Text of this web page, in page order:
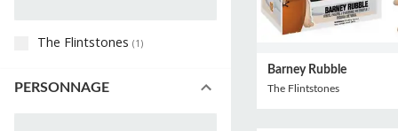
The Flintstones (1 )
PERSONNAGE
Barney Rubble
The Flintstones